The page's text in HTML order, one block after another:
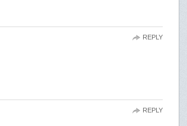
REPLY
REPLY